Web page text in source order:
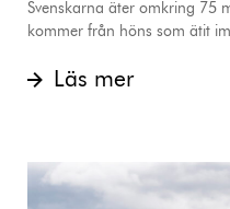
Svenskarna äter omkring 75
kommer från höns som ätit
Läs mer